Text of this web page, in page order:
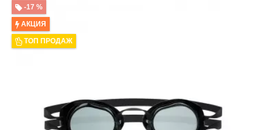
-17 %
АКЦИЯ
ТОП ПРОДАЖ